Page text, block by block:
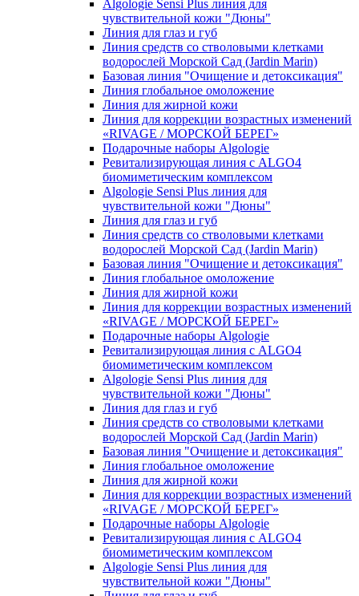
Algologie Sensi Plus линия для
чувcтвительной кожи "Дюны"
Линия для глаз и губ
Линия средств со стволовыми клетками
водорослей Морской Сад (Jardin Marin)
Базовая линия "Очищение и детоксикация"
Линия глобальное омоложение
Линия для жирной кожи
Линия для коррекции возрастных изменений
«RIVAGE / МОРСКОЙ БЕРЕГ»
Подарочные наборы Algologie
Ревитализирующая линия с ALGO4
биомиметическим комплексом
Algologie Sensi Plus линия для
чувcтвительной кожи "Дюны"
Линия для глаз и губ
Линия средств со стволовыми клетками
водорослей Морской Сад (Jardin Marin)
Базовая линия "Очищение и детоксикация"
Линия глобальное омоложение
Линия для жирной кожи
Линия для коррекции возрастных изменений
«RIVAGE / МОРСКОЙ БЕРЕГ»
Подарочные наборы Algologie
Ревитализирующая линия с ALGO4
биомиметическим комплексом
Algologie Sensi Plus линия для
чувcтвительной кожи "Дюны"
Линия для глаз и губ
Линия средств со стволовыми клетками
водорослей Морской Сад (Jardin Marin)
Базовая линия "Очищение и детоксикация"
Линия глобальное омоложение
Линия для жирной кожи
Линия для коррекции возрастных изменений
«RIVAGE / МОРСКОЙ БЕРЕГ»
Подарочные наборы Algologie
Ревитализирующая линия с ALGO4
биомиметическим комплексом
Algologie Sensi Plus линия для
чувcтвительной кожи "Дюны"